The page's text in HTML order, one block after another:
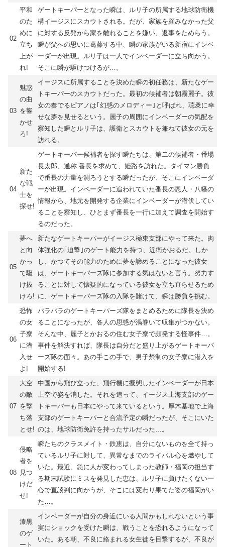
02
平和
のた
めに
立ち
上が
れ!
ゲートキーパーとなった瞬は、ルリ子の所属する地球防衛機
構イージスにスカウトされる。だが、家族を顧みなかった父
に対する反発から家を離れることを嫌い、返事をためらう。
瞬が父への思いに葛藤する中、瞬の家族がいる新宿にインベ
ーダーが出現。ルリ子は一人でインベーダーに立ち向かう。
そこに瞬が駆けつけるが…。
03
魅惑
の曲
を響
かせ
ろ!
イージスに所属することを決めた瞬の初任務は、新たなゲー
トキーパーのスカウトだった。最初の候補者は朝霧麗子。彼
女の奏でるピアノは｢幻惑のメロディー｣と呼ばれ、聴衆に幸
せな夢を見せるという。麗子の周囲にインベーダーの気配を
察知した瞬とルリ子は、護衛とスカウトを兼ねて彼女の元を
訪れる。
04
新た
な戦
士を
探せ!
ゲートキーパー候補者を探す瞬たちは、第二の候補者・番場
長太郎、通称:番長を求めて、姫路を訪れた。タイマン勝負
で番長の力量を測ろうとする瞬だったが、そこにインベーダ
ーが出現。インベーダーに追われていた番長の恩人・八幡の
情報から、地元を開発する企業にインベーダーが潜伏してい
ることを察知し、ひとまず番長を一行に加えて調査を開始す
るのだった。
05
夢へ
と向
かっ
て駆
け抜
けろ!
新たなゲートキーパーがイージス極東支部にやって来た。肉
体強化の｢迫撃｣のゲート能力を持つ、近衛かおるだ。しか
し、かつてその能力のために夢を諦めることになった彼女
は、ゲートキーパーズ隊に参加する気はないと言う。努力す
ることに対して懐疑的になっている彼女を立ち直らせるため
に、ゲートキーパーズ隊の入隊を賭けて、瞬は勝負を挑む。
06
恐怖
の女
子寮
に潜
入せ
よ!
バラバラのゲートキーパーズ隊をまとめるために隊長を決め
ることになったが、各人の思惑が渦巻いて収集がつかない。
そんな中、麗子とかおるの住む女子寮で頻発する怪事件…。
事件を解決すれば、隊長は自分だと盛り上がるゲートキーパ
ーズ隊の面々。あの手この手で、男子禁制の女子寮に潜入を
開始する!
07
大空
の敵
を撃
ち落
とせ!
中国から飛び立った、飛行機に擬態したインベーダーが日本
上空で姿を消した。それを追って、イージス上海支部のゲー
トキーパーも日本にやって来ているという。厚木基地で上海
支部のゲートキーパーと合流予定の瞬だったが、そこにいた
のは、地球防衛免許を持ったサルだった…。
08
侵略
者を
見つ
けだ
せ!
瞬たちのクラスメイト・鉄恵は、自分にないものを全て持っ
ているルリ子に対して、異常なまでのライバル心を燃やして
いた。最近、急に人が変わってしまった教師・福岡の担当す
る期末試験にミスを発見した恵は、ルリ子に負けたくない一
心で直談判に向かうが、そこには変わり果てた姿の福岡がい
た…。
漆黒
のゲ
ート
インベーダーが自分の身近にいる人間かもしれないという事
実にショックを受けた瞬は、戦うことを恐れるようになって
いた。ある朝、不良に絡まれる女生徒を目撃するが、不良が